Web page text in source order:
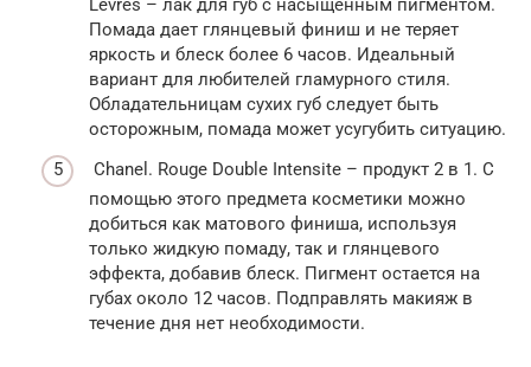
Levres – лак для губ с насыщенным пигментом.
Помада дает глянцевый финиш и не теряет
яркость и блеск более 6 часов. Идеальный
вариант для любителей гламурного стиля.
Обладательницам сухих губ следует быть
осторожным, помада может усугубить ситуацию.
Chanel. Rouge Double Intensite – продукт 2 в 1. С
помощью этого предмета косметики можно
добиться как матового финиша, используя
только жидкую помаду, так и глянцевого
эффекта, добавив блеск. Пигмент остается на
губах около 12 часов. Подправлять макияж в
течение дня нет необходимости.